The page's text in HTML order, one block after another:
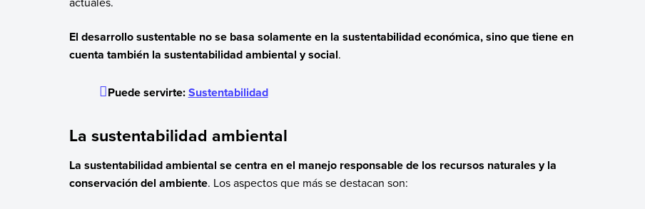
El desarrollo sustentable no se basa solamente en la sustentabilidad económica, sino que tiene en
cuenta también la sustentabilidad ambiental y social.
Puede servirte:Sustentabilidad
La sustentabilidad ambiental
La sustentabilidad ambiental se centra en el manejo responsable de los recursos naturales y la
conservación del ambiente. Los aspectos que más se destacan son: